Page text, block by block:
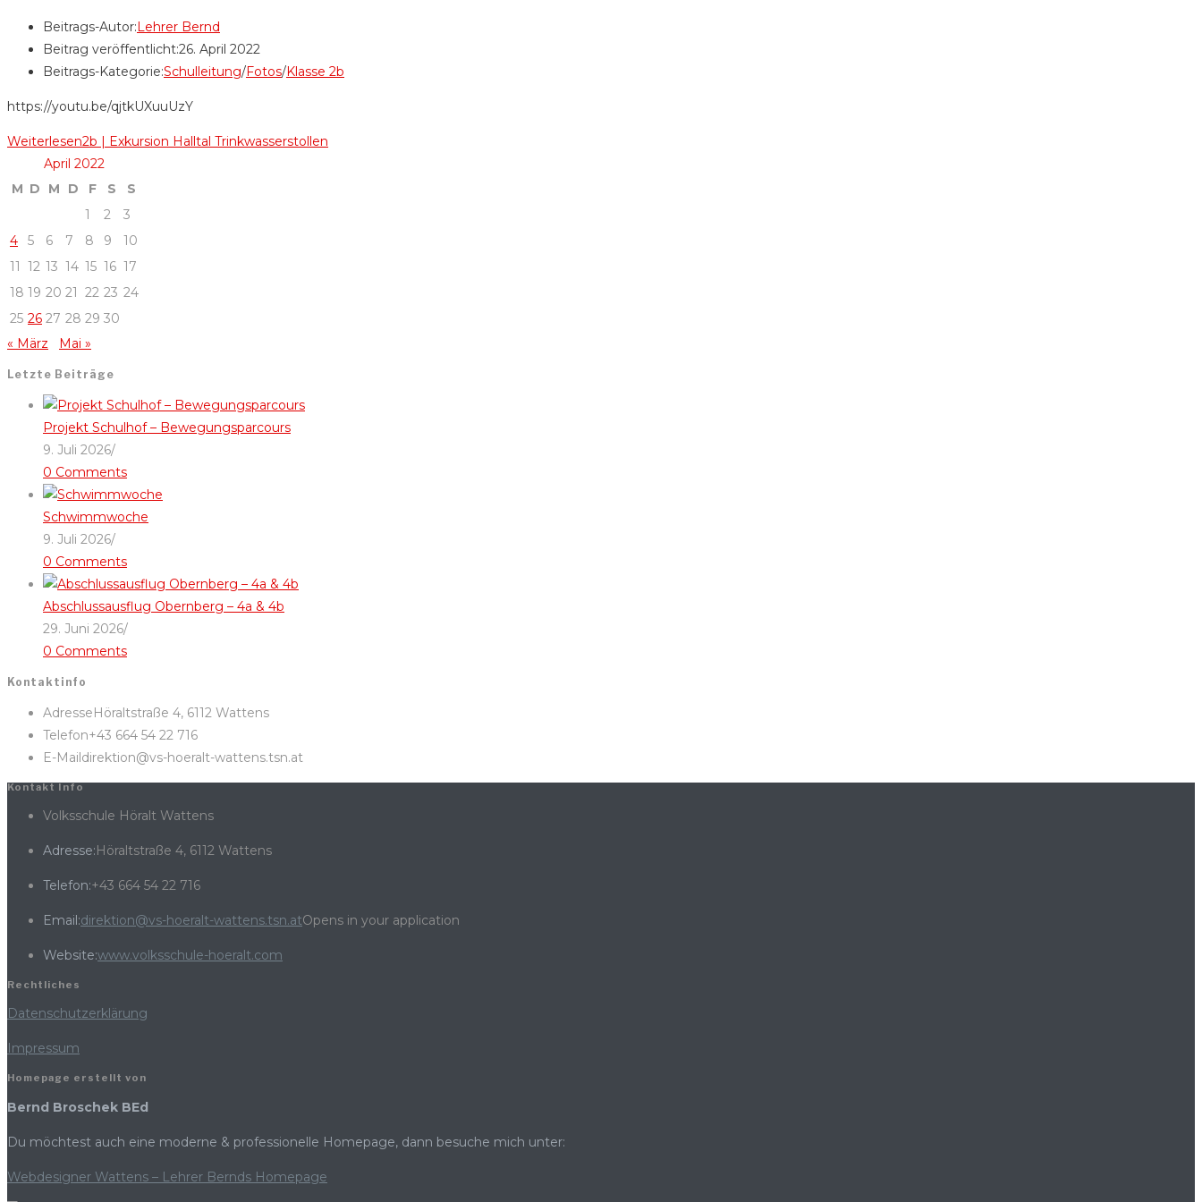
Beitrags-Autor:Lehrer Bernd
Beitrag veröffentlicht:26. April 2022
Beitrags-Kategorie:Schulleitung/Fotos/Klasse 2b
https://youtu.be/qjtkUXuuUzY
Weiterlesen2b | Exkursion Halltal Trinkwasserstollen
April 2022
M D M D F S
S
1
2
3
4
5 6 7 8 9
10
11 12 13 14 15 16 17
18 19 20 21 22 23 24
25 26 27 28 29 30
« März
Mai »
Letzte Beiträge
Projekt Schulhof – Bewegungsparcours
9. Juli 2026/
0 Comments
Schwimmwoche
9. Juli 2026/
0 Comments
Abschlussausflug Obernberg – 4a & 4b
29. Juni 2026/
0 Comments
Kontaktinfo
AdresseHöraltstraße 4, 6112 Wattens
Telefon+43 664 54 22 716
E-Maildirektion@vs-hoeralt-wattens.tsn.at
Kontakt Info
Volksschule Höralt Wattens
Adresse:Höraltstraße 4, 6112 Wattens
Telefon:+43 664 54 22 716
Email:direktion@vs-hoeralt-wattens.tsn.atOpens in your application
Website:www.volksschule-hoeralt.com
Rechtliches
Datenschutzerklärung
Impressum
Homepage erstellt von
Bernd Broschek BEd
Du möchtest auch eine moderne & professionelle Homepage, dann besuche mich unter:
Webdesigner Wattens – Lehrer Bernds Homepage